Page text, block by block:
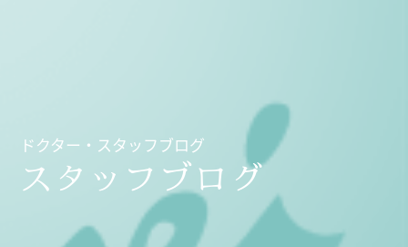
ドクター・スタッフブログ
スタッフブログ